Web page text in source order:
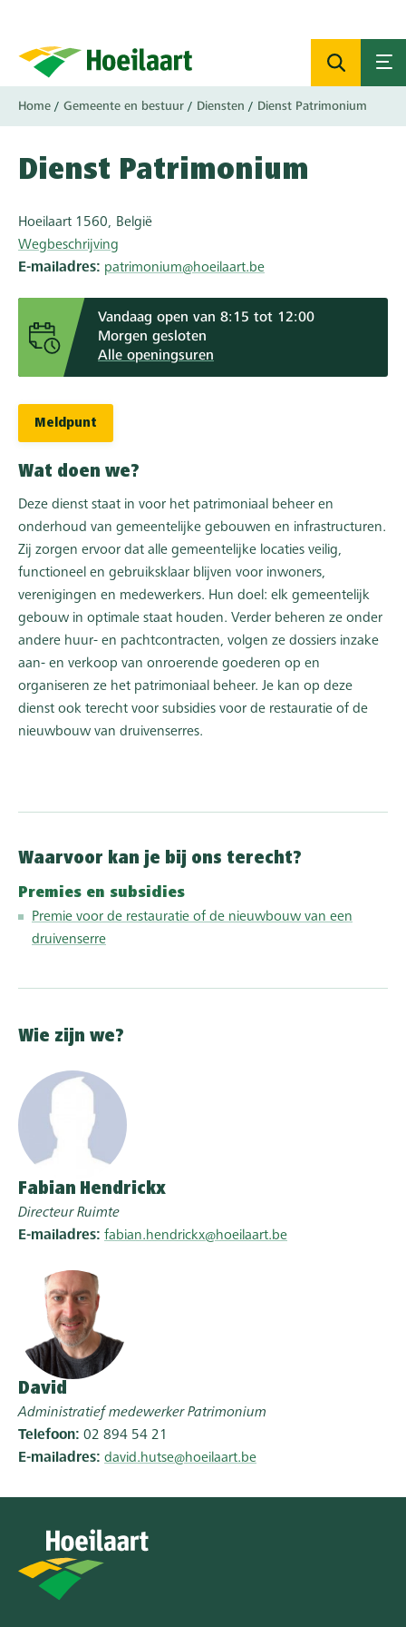
naar
inhoud
gaan
Kruimelpad
Home Gemeente en bestuur Diensten Dienst Patrimonium
Dienst Patrimonium
Hoeilaart 1560
België
Wegbeschrijving
E-mailadres
patrimonium@hoeilaart.be
Vandaag open van 8:15 tot 12:00
Morgen gesloten
Alle openingsuren
Meldpunt
Wat doen we?
Deze dienst staat in voor het patrimoniaal beheer en
onderhoud van gemeentelijke gebouwen en infrastructuren.
Zij zorgen ervoor dat alle gemeentelijke locaties veilig,
functioneel en gebruiksklaar blijven voor inwoners,
verenigingen en medewerkers. Hun doel: elk gemeentelijk
gebouw in optimale staat houden. Verder beheren ze onder
andere huur- en pachtcontracten, volgen ze dossiers inzake
aan- en verkoop van onroerende goederen op en
organiseren ze het patrimoniaal beheer. Je kan op deze
dienst ook terecht voor subsidies voor de restauratie of de
nieuwbouw van druivenserres.
Waarvoor kan je bij ons terecht?
Premies en subsidies
Premie voor de restauratie of de nieuwbouw van een
druivenserre
Wie zijn we?
Fabian Hendrickx
Directeur Ruimte
E-mailadres fabian.hendrickx@hoeilaart.be
David
Administratief medewerker Patrimonium
Telefoon 02 894 54 21
E-mailadres david.hutse@hoeilaart.be